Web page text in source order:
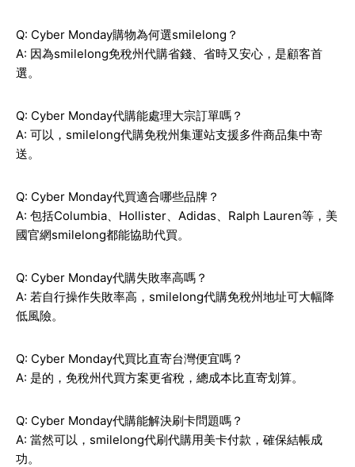
Q: Cyber Monday購物為何選smilelong？
A: 因為smilelong免稅州代購省錢、省時又安心，是顧客首
選。
Q: Cyber Monday代購能處理大宗訂單嗎？
A: 可以，smilelong代購免稅州集運站支援多件商品集中寄
送。
Q: Cyber Monday代買適合哪些品牌？
A: 包括Columbia、Hollister、Adidas、Ralph Lauren等，美
國官網smilelong都能協助代買。
Q: Cyber Monday代購失敗率高嗎？
A: 若自行操作失敗率高，smilelong代購免稅州地址可大幅降
低風險。
Q: Cyber Monday代買比直寄台灣便宜嗎？
A: 是的，免稅州代買方案更省稅，總成本比直寄划算。
Q: Cyber Monday代購能解決刷卡問題嗎？
A: 當然可以，smilelong代刷代購用美卡付款，確保結帳成
功。